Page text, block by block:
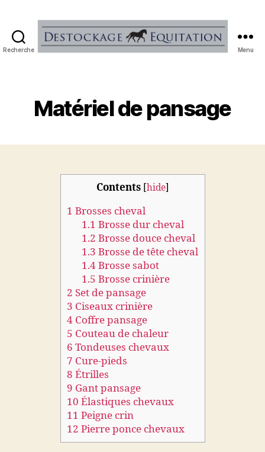
Recherche Menu
Matériel de pansage
Contents [hide]
1 Brosses cheval
1.1 Brosse dur cheval
1.2 Brosse douce cheval
1.3 Brosse de tête cheval
1.4Brosse sabot
1.5 Brosse crinière
2 Set de pansage
3 Ciseaux crinière
4Coffre pansage
5 Couteau de chaleur
6 Tondeuses chevaux
7 Cure-pieds
8 Étrilles
9 Gant pansage
10 Élastiques chevaux
11 Peigne crin
12 Pierre ponce chevaux